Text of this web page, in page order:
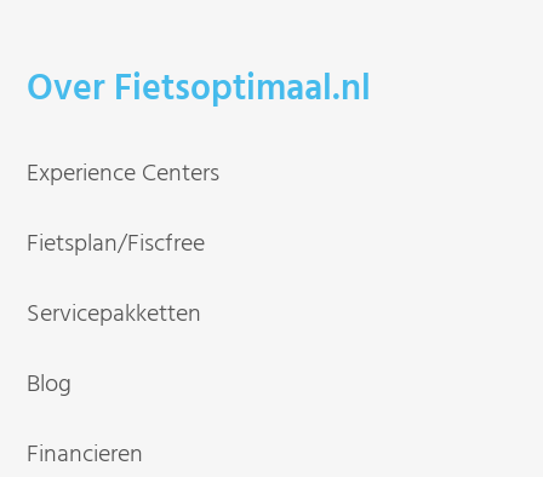
Over Fietsoptimaal.nl
Experience Centers
Fietsplan/Fiscfree
Servicepakketten
Blog
Financieren